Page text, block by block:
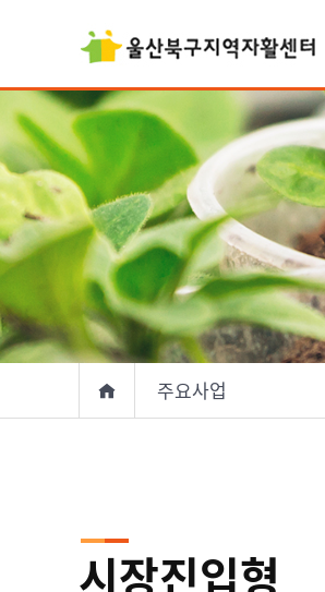
주요사업
시장진입형